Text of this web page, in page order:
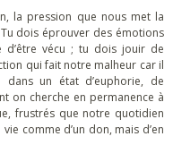
la pression que nous met la
dois éprouver des émotions
d’être vécu ; tu dois jouir de
qui fait notre malheur car il
un état d’euphorie, de
on cherche en permanence à
frustrés que notre quotidien
comme d’un don, mais d’en